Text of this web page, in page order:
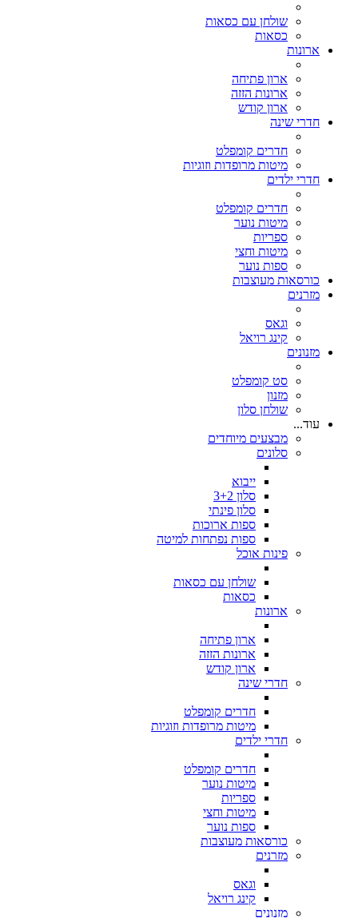
שולחן עם כסאות
כסאות
ארונות
ארון פתיחה
ארונות הזזה
ארון קודש
חדרי שינה
חדרים קומפלט
מיטות מרופדות וזוגיות
חדרי ילדים
חדרים קומפלט
מיטות נוער
ספריות
מיטות וחצי
ספות נוער
כורסאות מעוצבות
מזרנים
וגאס
קינג רויאל
מזנונים
סט קומפלט
מזנון
שולחן סלון
עוד...
מבצעים מיוחדים
סלונים
ייבוא
סלון 3+2
סלון פינתי
ספות ארוכות
ספות נפתחות למיטה
פינות אוכל
שולחן עם כסאות
כסאות
ארונות
ארון פתיחה
ארונות הזזה
ארון קודש
חדרי שינה
חדרים קומפלט
מיטות מרופדות וזוגיות
חדרי ילדים
חדרים קומפלט
מיטות נוער
ספריות
מיטות וחצי
ספות נוער
כורסאות מעוצבות
מזרנים
וגאס
קינג רויאל
מזנונים